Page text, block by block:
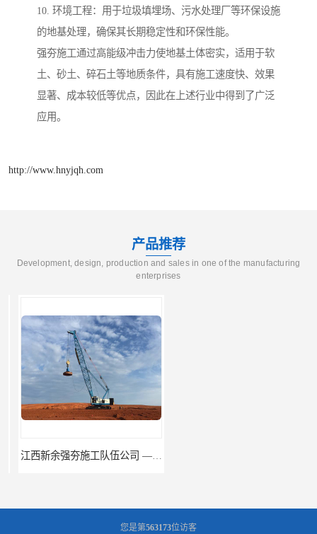
10. 环境工程：用于垃圾填埋场、污水处理厂等环保设施
的地基处理，确保其长期稳定性和环保性能。
强夯施工通过高能级冲击力使地基土体密实，适用于软
土、砂土、碎石土等地质条件，具有施工速度快、效果
显著、成本较低等优点，因此在上述行业中得到了广泛
应用。
http://www.hnyjqh.com
产品推荐
Development, design, production and sales in one of the manufacturing
enterprises
江西新余强夯施工队伍公司 —业峻强夯基础工程
您是第563173位访客